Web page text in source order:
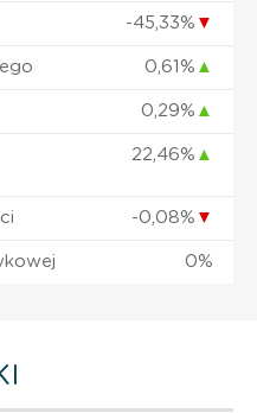
-45,33% ▼
0,61% ▲
0,29% ▲
22,46% ▲
-0,08% ▼
0%